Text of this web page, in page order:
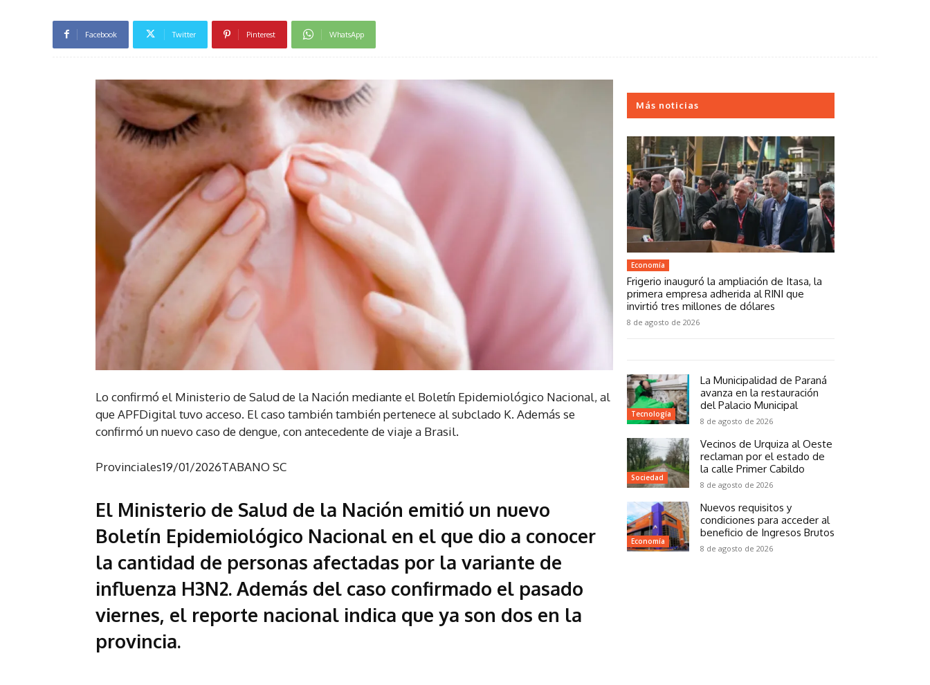
Facebook Twitter Pinterest WhatsApp
Lo confirmó el Ministerio de Salud de la Nación mediante el Boletín Epidemiológico Nacional, al
que APFDigital tuvo acceso. El caso también también pertenece al subclado K. Además se
confirmó un nuevo caso de dengue, con antecedente de viaje a Brasil.
Provinciales19/01/2026TABANO SC
El Ministerio de Salud de la Nación emitió un nuevo
Boletín Epidemiológico Nacional en el que dio a conocer
la cantidad de personas afectadas por la variante de
influenza H3N2. Además del caso confirmado el pasado
viernes, el reporte nacional indica que ya son dos en la
provincia.
Más noticias
Economía
Frigerio inauguró la ampliación de Itasa, la
primera empresa adherida al RINI que
invirtió tres millones de dólares
8 de agosto de 2026
Tecnología
La Municipalidad de Paraná
avanza en la restauración
del Palacio Municipal
8 de agosto de 2026
Sociedad
Vecinos de Urquiza al Oeste
reclaman por el estado de
la calle Primer Cabildo
8 de agosto de 2026
Economía
Nuevos requisitos y
condiciones para acceder al
beneficio de Ingresos Brutos
8 de agosto de 2026